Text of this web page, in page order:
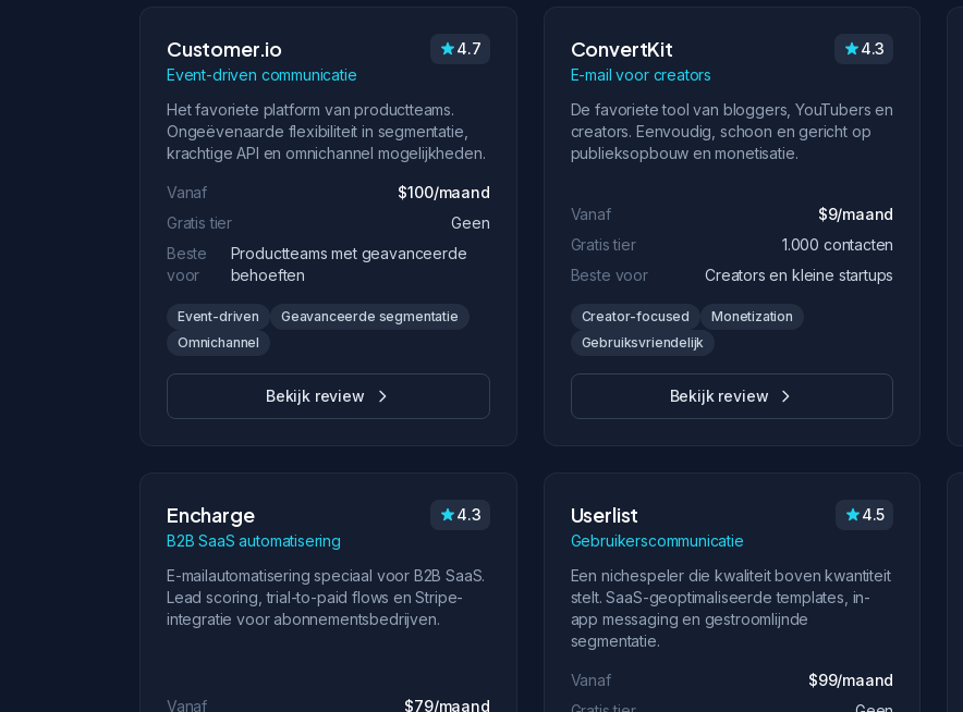
Customer.io
Event-driven communicatie
4.7
Het favoriete platform van productteams.
Ongeëvenaarde flexibiliteit in segmentatie,
krachtige API en omnichannel mogelijkheden.
Vanaf
$100/maand
Gratis tier
Geen
Beste
voor
Productteams met geavanceerde
behoeften
Event-driven
Geavanceerde segmentatie
Omnichannel
Bekijk review
ConvertKit
E-mail voor creators
4.3
De favoriete tool van bloggers, YouTubers en
creators. Eenvoudig, schoon en gericht op
publieksopbouw en monetisatie.
Vanaf
$9/maand
Gratis tier
1.000 contacten
Beste voor
Creators en kleine startups
Creator-focused
Monetization
Gebruiksvriendelijk
Bekijk review
Encharge
B2B SaaS automatisering
4.3
E-mailautomatisering speciaal voor B2B SaaS.
Lead scoring, trial-to-paid flows en Stripe-
integratie voor abonnementsbedrijven.
Vanaf
$79/maand
Userlist
Gebruikerscommunicatie
4.5
Een nichespeler die kwaliteit boven kwantiteit
stelt. SaaS-geoptimaliseerde templates, in-
app messaging en gestroomlijnde
segmentatie.
Vanaf
$99/maand